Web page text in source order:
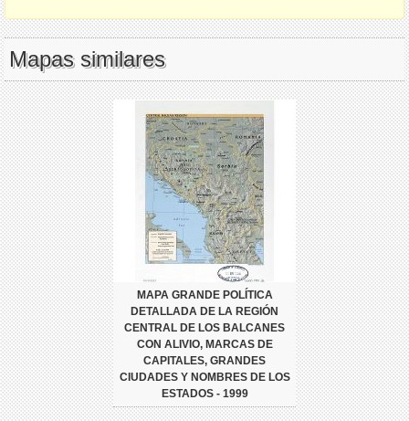
Mapas similares
MAPA GRANDE POLÍTICA
DETALLADA DE LA REGIÓN
CENTRAL DE LOS BALCANES
CON ALIVIO, MARCAS DE
CAPITALES, GRANDES
CIUDADES Y NOMBRES DE LOS
ESTADOS - 1999